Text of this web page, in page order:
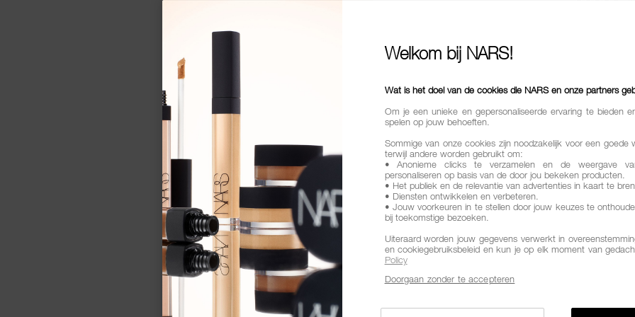
Finish
Dekking
Voordelen
dekking
Variaties
HUIDTINT
Welkom bij NARS!
Wat is het doel van de cookies die NARS en onze partners
Om je een unieke en gepersonaliseerde ervaring te bieden
spelen op jouw behoeften.
Sommige van onze cookies zijn noodzakelijk voor een goede
terwijl andere worden gebruikt om:
• Anonieme clicks te verzamelen en de weergave
personaliseren op basis van de door jou bekeken producten.
• Het publiek en de relevantie van advertenties in kaart te
• Diensten ontwikkelen en verbeteren.
• Jouw voorkeuren in te stellen door jouw keuzes te
bij toekomstige bezoeken.
Uiteraard worden jouw gegevens verwerkt in
en cookiegebruiksbeleid en kun je op elk moment van
Policy
Doorgaan zonder te accepteren